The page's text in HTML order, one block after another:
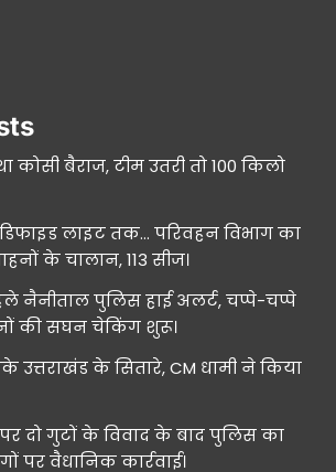
कोसी बैराज, टीम उतरी तो 100 किलो
लाइट तक… परिवहन विभाग का
के चालान, 113 सीज।
नैनीताल पुलिस हाई अलर्ट, चप्पे-चप्पे
की सघन चेकिंग शुरू।
के सितारे, CM धामी ने किया
पर दो गुटों के विवाद के बाद पुलिस का
पर वैधानिक कार्रवाई।